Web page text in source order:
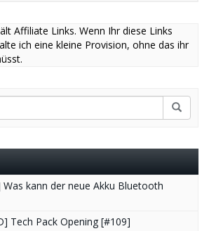
Affiliate Links. Wenn Ihr diese Links
ich eine kleine Provision, ohne das ihr
Was kann der neue Akku Bluetooth
Tech Pack Opening [#109]